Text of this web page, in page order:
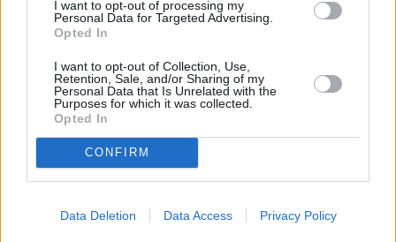
I want to opt-out of processing my
Personal Data for Targeted Advertising.
Opted In
I want to opt-out of Collection, Use,
Retention, Sale, and/or Sharing of my
Personal Data that Is Unrelated with the
Purposes for which it was collected.
Opted In
CONFIRM
Data Deletion Data Access Privacy Policy
Πριν 5 ημέρες
Τρίτος στη σφαιροβολία στη διεθνή συνάντηση